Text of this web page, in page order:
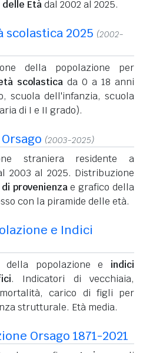
Etàdal 2002 al 2025.
scolastica 2025 (2002-
della popolazione per
scolastica da 0 a 18 anni
scuola dell'infanzia, scuola
di I e II grado).
(2003-2025)
straniera residente a
2003 al 2025. Distribuzione
provenienzae grafico della
con la piramide delle età.
e Indici
della popolazione e indici
. Indicatori di vecchiaia,
carico di figli per
strutturale. Età media.
Orsago 1871-2021